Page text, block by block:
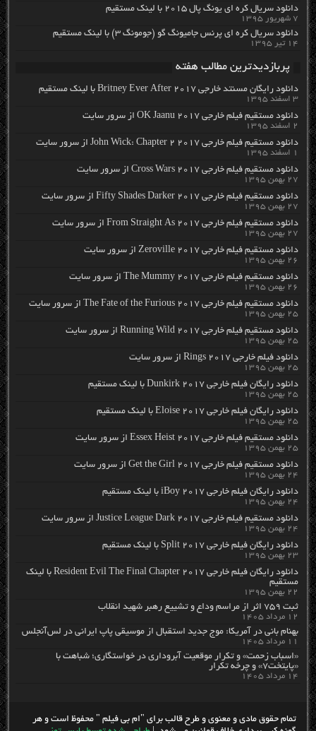
دانلود سریال کره ای یونگ پال ۲۰۱۵ با لینک مستقیم
۷ شهریور ۱۳۹۵
دانلود سریال کره ای پرنس جامیونگ گو (جومونگ ۳) با لینک مستقیم
۱۴ تیر ۱۳۹۵
پربازدیدترین مطالب هفته
دانلود رایگان مسنتد خارجی Britney Ever After 2017 با لینک مستقیم
۳ اسفند ۱۳۹۵
دانلود مستقیم فیلم خارجی OK Jaanu 2017 از سرور سایت
۲ اسفند ۱۳۹۵
دانلود مستقیم فیلم خارجی John Wick: Chapter 2 2017 از سرور سایت
۱ اسفند ۱۳۹۵
دانلود مستقیم فیلم خارجی Cross Wars 2017 از سرور سایت
۲۷ بهمن ۱۳۹۵
دانلود مستقیم فیلم خارجی Fifty Shades Darker 2017 از سرور سایت
۲۷ بهمن ۱۳۹۵
دانلود مستقیم فیلم خارجی From Straight As 2017 از سرور سایت
۲۷ بهمن ۱۳۹۵
دانلود مستقیم فیلم خارجی Zeroville 2017 از سرور سایت
۲۶ بهمن ۱۳۹۵
دانلود مستقیم فیلم خارجی The Mummy 2017 از سرور سایت
۲۶ بهمن ۱۳۹۵
دانلود مستقیم فیلم خارجی The Fate of the Furious 2017 از سرور سایت
۲۵ بهمن ۱۳۹۵
دانلود مستقیم فیلم خارجی Running Wild 2017 از سرور سایت
۲۵ بهمن ۱۳۹۵
دانلود فیلم خارجی Rings 2017 از سرور سایت
۲۵ بهمن ۱۳۹۵
دانلود رایگان فیلم خارجی Dunkirk 2017 با لینک مستقیم
۲۵ بهمن ۱۳۹۵
دانلود رایگان فیلم خارجی Eloise 2017 با لینک مستقیم
۲۵ بهمن ۱۳۹۵
دانلود مستقیم فیلم خارجی Essex Heist 2017 از سرور سایت
۲۵ بهمن ۱۳۹۵
دانلود مستقیم فیلم خارجی Get the Girl 2017 از سرور سایت
۲۴ بهمن ۱۳۹۵
دانلود رایگان فیلم خارجی iBoy 2017 با لینک مستقیم
۲۴ بهمن ۱۳۹۵
دانلود مستقیم فیلم خارجی Justice League Dark 2017 از سرور سایت
۲۴ بهمن ۱۳۹۵
دانلود رایگان فیلم خارجی Split 2017 با لینک مستقیم
۲۳ بهمن ۱۳۹۵
دانلود رایگان فیلم خارجی Resident Evil The Final Chapter 2017 با لینک
مستقیم
۲۲ بهمن ۱۳۹۵
ثبت ۷۵۹ اثر از مراسم وداع و تشییع رهبر شهید انقلاب
۱۲ مرداد ۱۴۰۵
بهنام بانی در آمریکا: موج جدید استقبال از موسیقی پاپ ایرانی در لس‌آنجلس
۱۱ مرداد ۱۴۰۵
«اسباب زحمت» و تکرار موقعیت آبروداری در خواستگاری؛ شباهت با
«پایتخت۷» و چرخه تکرار
۱۴ مرداد ۱۴۰۵
تمام حقوق مادی و معنوی و طرح قالب برای "ام بی فیلم " محفوظ است و هر